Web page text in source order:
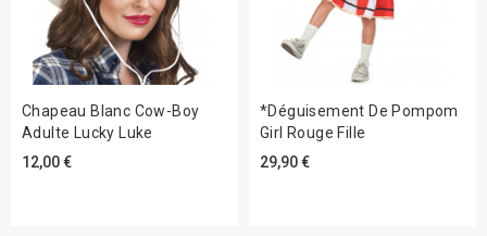
Chapeau Blanc Cow-Boy
Adulte Lucky Luke
12,00 €
*Déguisement De Pompom
Girl Rouge Fille
29,90 €